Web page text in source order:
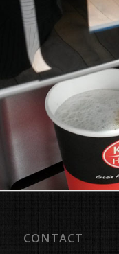
CONTACT